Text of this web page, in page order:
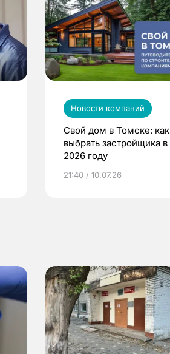
Новости компаний
Свой дом в Томске: как
выбрать застройщика в
2026 году
21:40 / 10.07.26